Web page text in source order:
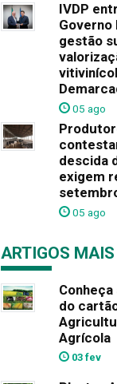
IVDP
Governo
gestão
05 ago
descida
exigem
05 ago
ARTIGOS
do
Agrícola
03 fev